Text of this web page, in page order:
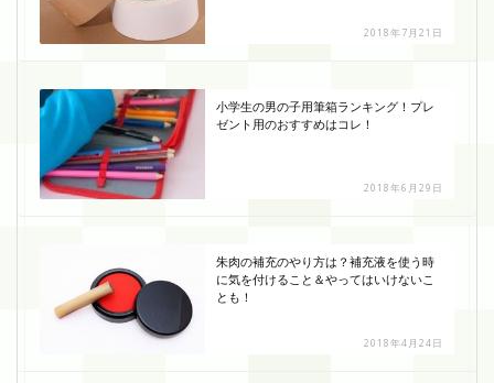
2018年7月21日
小学生の男の子用筆箱ランキング！プレ
ゼント用のおすすめはコレ！
2018年6月29日
朱肉の補充のやり方は？補充液を使う時
に気を付けること＆やってはいけないこ
とも！
2018年4月24日